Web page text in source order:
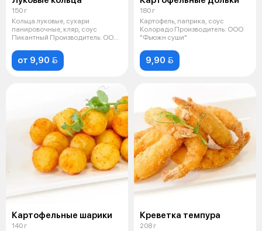
150 г
Кольца луковые, сухари
панировочные, кляр, соус
Пикантный Производитель: ООО
от 9,90 
180 г
Картофель, паприка, соус
Колорадо Производитель: ООО
"Фьюжн суши"
9,90 
Картофельные шарики
140 г
Креветка темпура
208 г